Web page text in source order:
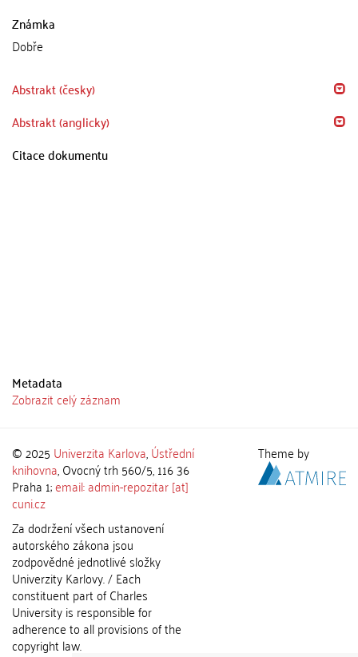
Známka
Dobře
Abstrakt (česky)
Abstrakt (anglicky)
Citace dokumentu
Metadata
Zobrazit celý záznam
© 2025 Univerzita Karlova,Ústřední
knihovna, Ovocný trh 560/5, 116 36
Praha 1;email: admin-repozitar [at]
cuni.cz
Za dodržení všech ustanovení
autorského zákona jsou
zodpovědné jednotlivé složky
Univerzity Karlovy. / Each
constituent part of Charles
University is responsible for
adherence to all provisions of the
copyright law.
Theme by